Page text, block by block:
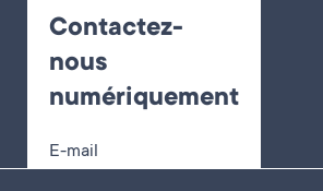
Contactez-
nous
numériquement
E-mail